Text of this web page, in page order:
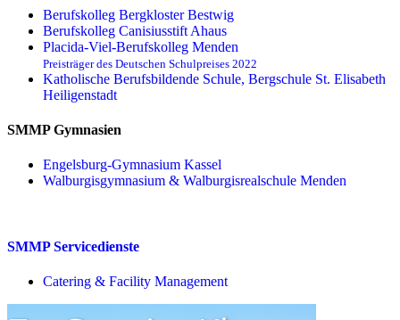
Berufskolleg Bergkloster Bestwig
Berufskolleg Canisiusstift Ahaus
Placida-Viel-Berufskolleg Menden
Preisträger des Deutschen Schulpreises 2022
Katholische Berufsbildende Schule, Bergschule St. Elisabeth
Heiligenstadt
SMMP Gymnasien
Engelsburg-Gymnasium Kassel
Walburgisgymnasium & Walburgisrealschule Menden
SMMP Servicedienste
Catering & Facility Management